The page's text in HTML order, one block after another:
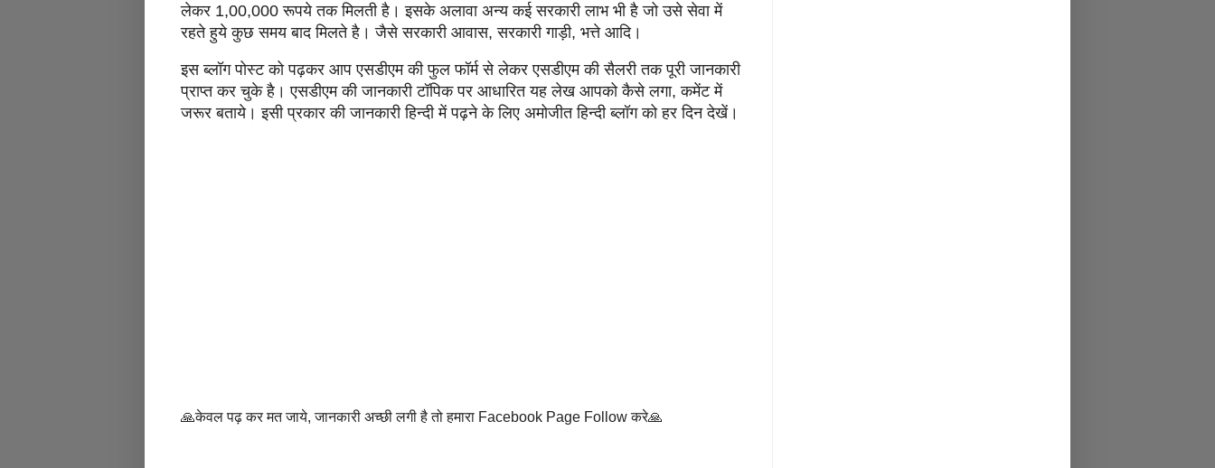
लेकर 1,00,000 रूपये तक मिलती है। इसके अलावा अन्य कई सरकारी लाभ भी है जो उसे सेवा में
रहते हुये कुछ समय बाद मिलते है। जैसे सरकारी आवास, सरकारी गाड़ी, भत्ते आदि।
इस ब्लॉग पोस्ट को पढ़कर आप एसडीएम की फुल फॉर्म से लेकर एसडीएम की सैलरी तक पूरी जानकारी
प्राप्त कर चुके है। एसडीएम की जानकारी टॉपिक पर आधारित यह लेख आपको कैसे लगा, कमेंट में
जरूर बताये। इसी प्रकार की जानकारी हिन्दी में पढ़ने के लिए अमोजीत हिन्दी ब्लॉग को हर दिन देखें।
🙏केवल पढ़ कर मत जाये, जानकारी अच्छी लगी है तो हमारा Facebook Page Follow करे🙏